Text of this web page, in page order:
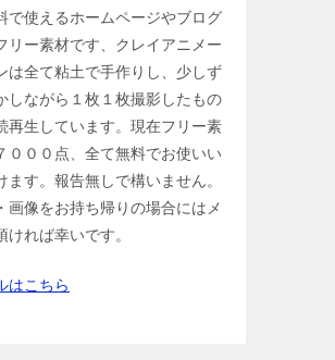
で使えるホームページやブログ
リー素材です、クレイアニメー
は全て粘土で手作りし、少しず
しながら１枚１枚撮影したもの
再生しています。現在フリー素
０００点、全て無料でお使いい
ます。報告無しで構いません。
画像をお持ち帰りの場合にはメ
ければ幸いです。
はこちら